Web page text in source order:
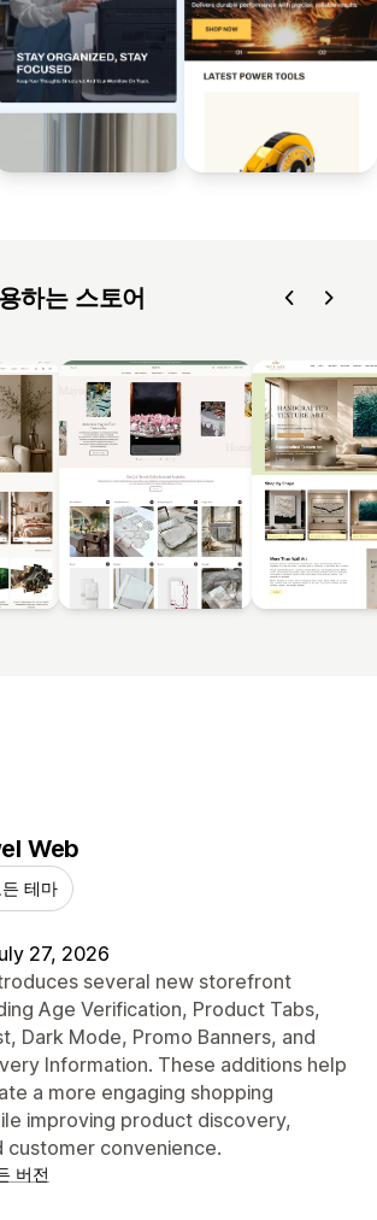
하는 스토어
Web
든 테마
27, 2026
several new storefront
Age Verification, Product Tabs,
Dark Mode, Promo Banners, and
Information. These additions help
a more engaging shopping
improving product discovery,
customer convenience.
버전